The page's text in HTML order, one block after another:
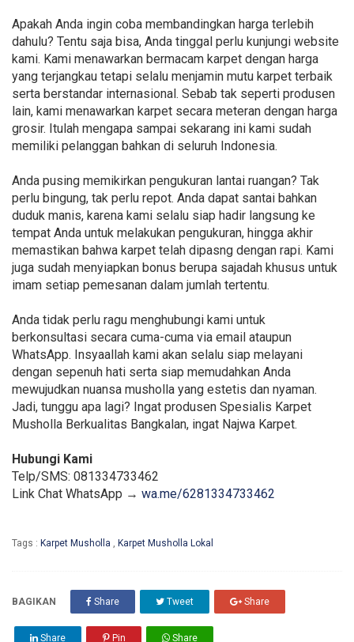
Apakah Anda ingin coba membandingkan harga terlebih
dahulu? Tentu saja bisa, Anda tinggal perlu kunjungi website
kami. Kami menawarkan bermacam karpet dengan harga
yang terjangkau tetapi selalu menjamin mutu karpet terbaik
serta berstandar internasional. Sebab tak seperti produsen
lain, kami menawarkan karpet secara meteran dengan harga
grosir. Itulah mengapa sampai sekarang ini kami sudah
memiliki pelanggan bahkan di seluruh Indonesia.
Anda pusing memikirkan pengukuran lantai ruangan? Tak
perlu bingung, tak perlu repot. Anda dapat santai bahkan
duduk manis, karena kami selalu siap hadir langsung ke
tempat Anda untuk melakukan pengukuran, hingga akhir
memastikan bahwa karpet telah dipasng dengan rapi. Kami
juga sudah menyiapkan bonus berupa sajadah khusus untuk
imam setiap pemesanan dalam jumlah tertentu.
Anda tidak perlu ragu menghubungi kami untuk
berkonsultasi secara cuma-cuma via email ataupun
WhatsApp. Insyaallah kami akan selalu siap melayani
dengan sepenuh hati serta siap memudahkan Anda
mewujudkan nuansa musholla yang estetis dan nyaman.
Jadi, tunggu apa lagi? Ingat produsen Spesialis Karpet
Musholla Berkualitas Bangkalan, ingat Najwa Karpet.
Hubungi Kami
Telp/SMS: 081334733462
Link Chat WhatsApp → wa.me/6281334733462
Tags : Karpet Musholla , Karpet Musholla Lokal
BAGIKAN Share Tweet Share
Share Pin Share